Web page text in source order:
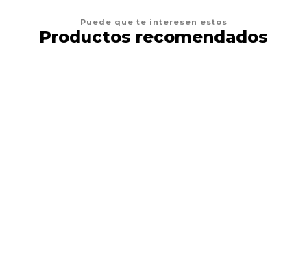
Puede que te interesen estos
Productos recomendados